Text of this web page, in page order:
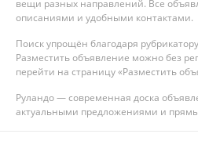
вещи разных направлений. Все
описаниями и удобными контактами.
Поиск упрощён благодаря
Разместить объявление можно без
перейти на страницу «Разместить
Руландо — современная доска
актуальными предложениями и